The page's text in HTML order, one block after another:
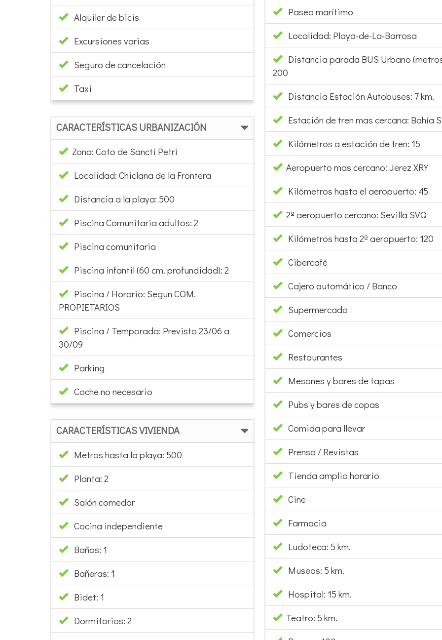
Alquiler de bicis
Excursiones varias
Seguro de cancelación
Taxi
CARACTERÍSTICAS URBANIZACIÓN
Zona: Coto de Sancti Petri
Localidad: Chiclana de la Frontera
Distancia a la playa: 500
Piscina Comunitaria adultos: 2
Piscina comunitaria
Piscina infantil (60 cm. profundidad): 2
Piscina / Horario: Segun COM.
PROPIETARIOS
Piscina / Temporada: Previsto 23/06 a
30/09
Parking
Coche no necesario
CARACTERÍSTICAS VIVIENDA
Metros hasta la playa: 500
Planta: 2
Salón comedor
Cocina independiente
Baños: 1
Bañeras: 1
Bidet: 1
Dormitorios: 2
Paseo marítimo
Localidad: Playa-de-La-Barrosa
Distancia parada BUS Urbano
200
Distancia Estación Autobuses: 7 km.
Estación de tren mas cercana: Bahía
Kilómetros a estación de tren: 15
Aeropuerto mas cercano: Jerez XRY
Kilómetros hasta el aeropuerto: 45
2ª aeropuerto cercano: Sevilla SVQ
Kilómetros hasta 2º aeropuerto: 120
Cibercafé
Cajero automático / Banco
Supermercado
Comercios
Restaurantes
Mesones y bares de tapas
Pubs y bares de copas
Comida para llevar
Prensa / Revistas
Tienda amplio horario
Cine
Farmacia
Ludoteca: 5 km.
Museos: 5 km.
Hospital: 15 km.
Teatro: 5 km.